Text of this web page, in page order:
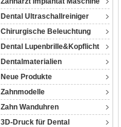
Dental Ultraschallreiniger
Chirurgische Beleuchtung
Dental Lupenbrille&Kopflicht
Dentalmaterialien
Neue Produkte
Zahnmodelle
Zahn Wanduhren
3D-Druck für Dental